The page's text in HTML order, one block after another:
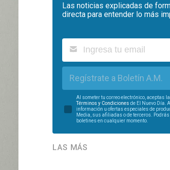
Las noticias explicadas de
directa para entender lo más
Regístrate a Boletín A.M.
Al someter tu correo electrónico, aceptas la
Términos y Condiciones de El Nuevo Día.
información u ofertas especiales de
Media, sus afiliadas o de terceros.
boletines en cualquier momento.
LAS MÁS